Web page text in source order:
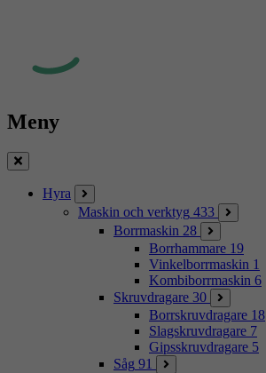
Meny
Stäng
Hyra
Maskin och verktyg 433
Borrmaskin 28
Borrhammare 19
Vinkelborrmaskin 1
Kombiborrmaskin 6
Skruvdragare 30
Borrskruvdragare 18
Slagskruvdragare 7
Gipsskruvdragare 5
Såg 91